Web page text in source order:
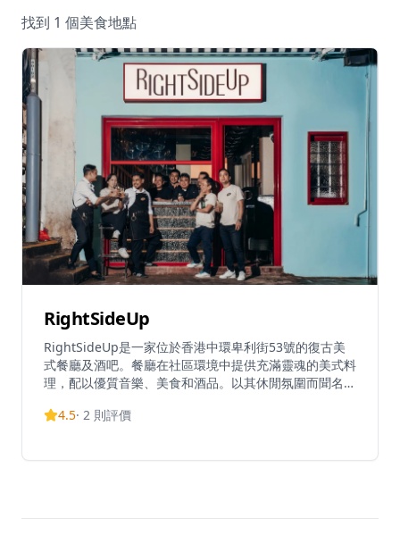
找到 1 個美食地點
RightSideUp
RightSideUp是一家位於香港中環卑利街53號的復古美
式餐廳及酒吧。餐廳在社區環境中提供充滿靈魂的美式料
理，配以優質音樂、美食和酒品。以其休閒氛圍而聞名，
RightSideUp雞翼配是拉差水牛城醬汁（$88）、屠夫漢
4.5· 2 則評價